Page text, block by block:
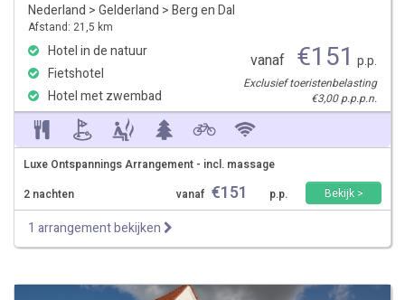
Nederland >Gelderland >Berg en Dal
Afstand: 21,5 km
Hotel in de natuur
Fietshotel
Hotel met zwembad
vanaf €151 p.p.
Exclusief toeristenbelasting
€3,00 p.p.p.n.
Luxe Ontspannings Arrangement - incl. massage
2 nachten
vanaf €151 p.p. Bekijk >
1 arrangement bekijken